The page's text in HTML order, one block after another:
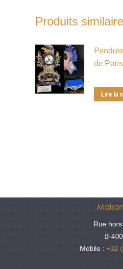
Produits
de
Lire la
Rue
B-
Mobile :+32